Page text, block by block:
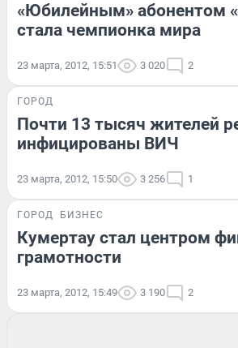
«Юбилейным» абонентом
стала чемпионка мира
23 марта, 2012, 15:51 3 020 2
ГОРОД
Почти 13 тысяч жителей
инфицированы ВИЧ
23 марта, 2012, 15:50 3 256 1
ГОРОД БИЗНЕС
Кумертау стал центром
грамотности
23 марта, 2012, 15:49 3 190 2